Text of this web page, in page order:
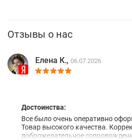
Отзывы о нас
Елена К., 06.07.2026
Достоинства:
Все было очень оперативно
Товар высокого качества.
доброжелательное